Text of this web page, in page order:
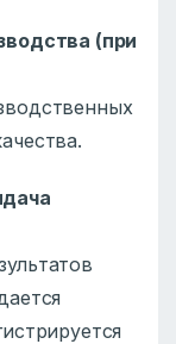
(при